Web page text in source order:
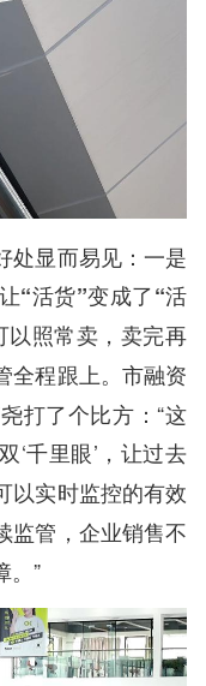
处显而易见：一是
让“活货”变成了“活
以照常卖，卖完再
全程跟上。市融资
打了个比方：“这
千里眼’， 让过去
以实时监控的有效
监管，企业销售不
。”